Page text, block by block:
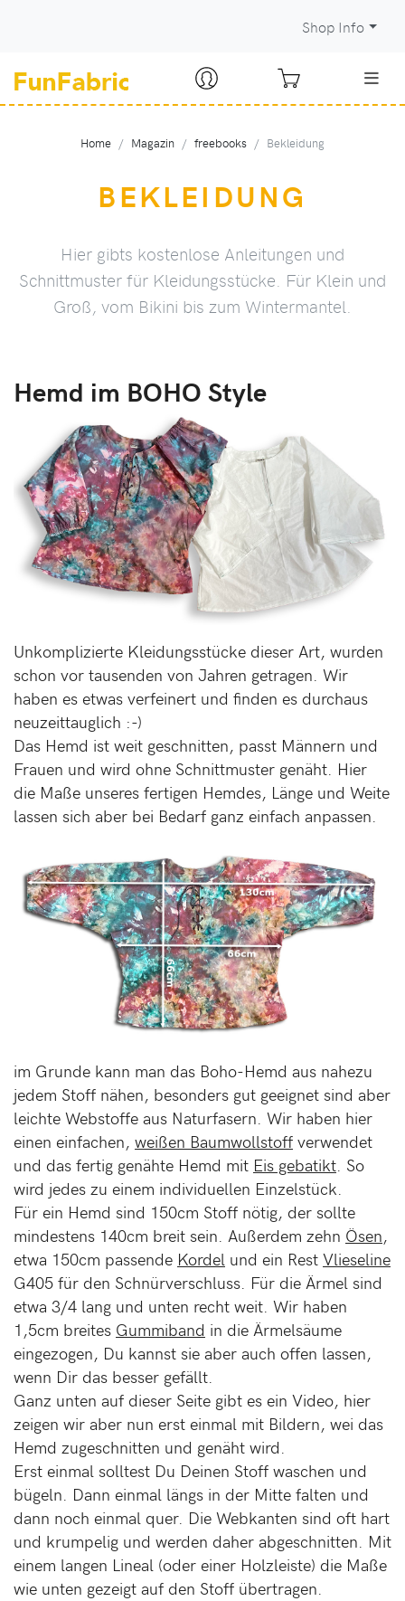
Shop Info
Home Magazin freebooks Bekleidung
BEKLEIDUNG
Hier gibts kostenlose Anleitungen und
Schnittmuster für Kleidungsstücke. Für Klein und
Groß, vom Bikini bis zum Wintermantel.
Hemd im BOHO Style
Unkomplizierte Kleidungsstücke dieser Art, wurden
schon vor tausenden von Jahren getragen. Wir
haben es etwas verfeinert und finden es durchaus
neuzeittauglich :-)
Das Hemd ist weit geschnitten, passt Männern und
Frauen und wird ohne Schnittmuster genäht. Hier
die Maße unseres fertigen Hemdes, Länge und Weite
lassen sich aber bei Bedarf ganz einfach anpassen.
im Grunde kann man das Boho-Hemd aus nahezu
jedem Stoff nähen, besonders gut geeignet sind aber
leichte Webstoffe aus Naturfasern. Wir haben hier
einen einfachen, weißen Baumwollstoff verwendet
und das fertig genähte Hemd mit Eis gebatikt. So
wird jedes zu einem individuellen Einzelstück.
Für ein Hemd sind 150cm Stoff nötig, der sollte
mindestens 140cm breit sein. Außerdem zehn Ösen,
etwa 150cm passende Kordel und ein Rest Vlieseline
G405 für den Schnürverschluss. Für die Ärmel sind
etwa 3/4 lang und unten recht weit. Wir haben
1,5cm breites Gummiband in die Ärmelsäume
eingezogen, Du kannst sie aber auch offen lassen,
wenn Dir das besser gefällt.
Ganz unten auf dieser Seite gibt es ein Video, hier
zeigen wir aber nun erst einmal mit Bildern, wei das
Hemd zugeschnitten und genäht wird.
Erst einmal solltest Du Deinen Stoff waschen und
bügeln. Dann einmal längs in der Mitte falten und
dann noch einmal quer. Die Webkanten sind oft hart
und krumpelig und werden daher abgeschnitten. Mit
einem langen Lineal (oder einer Holzleiste) die Maße
wie unten gezeigt auf den Stoff übertragen.